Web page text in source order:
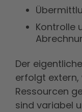
Kontrolle
Der
erfolgt
Ressourcen
sind variabel